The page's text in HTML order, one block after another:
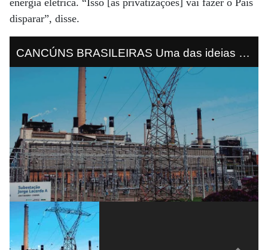
energia elétrica. “Isso [as privatizações] vai fazer o País
disparar”, disse.
CANCÚNS BRASILEIRAS Uma das ideias do
governo é passar à gestão privada cartões
postais e áreas turísticas para atrair novos
investimentos, como o Forte do Morro de São
Paulo, na Bahia.